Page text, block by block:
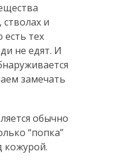
стволах и
есть тех
не едят. И
замечать
обычно
“попка”
кожурой.